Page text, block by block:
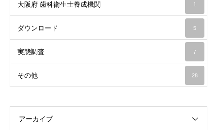
大阪府 歯科衛生士養成機関 1
ダウンロード 5
実態調査 7
その他 28
アーカイブ